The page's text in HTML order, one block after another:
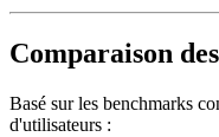
Comparaison
Basé sur les benchmarks
d'utilisateurs :